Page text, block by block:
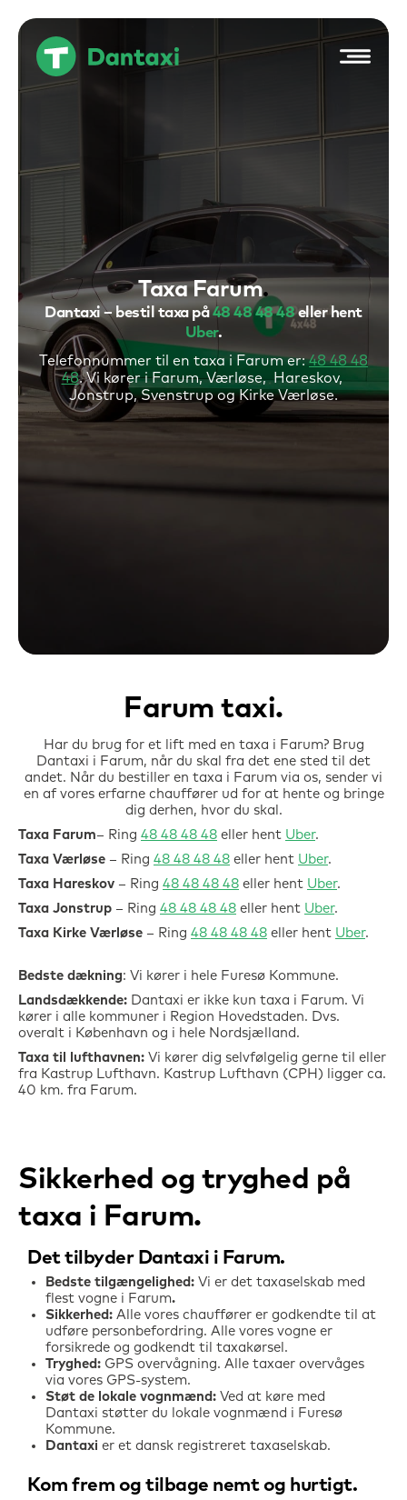
Hop
indholdet
TaxaFarum
Dantaxi – bestil taxa på48 48 48 48eller hent
Uber.
Telefonnummer til en taxa i Farum er:48 48 48
48. Vi kører i Farum, Værløse, Hareskov,
Jonstrup, Svenstrup og Kirke Værløse.
Farum taxi
Har du brug for et lift med en taxa i Farum? Brug
Dantaxi i Farum, når du skal fra det ene sted til det
andet. Når du bestiller en taxa i Farum via os, sender vi
en af vores erfarne chauffører ud for at hente og bringe
dig derhen, hvor du skal.
Taxa Farum– Ring 48 48 48 48 eller hent Uber.
Taxa Værløse – Ring 48 48 48 48 eller hent Uber.
Taxa Hareskov – Ring 48 48 48 48 eller hent Uber.
Taxa Jonstrup – Ring 48 48 48 48 eller hent Uber.
Taxa Kirke Værløse – Ring 48 48 48 48 eller hent Uber.
Bedste dækning: Vi kører i hele Furesø Kommune.
Landsdækkende: Dantaxi er ikke kun taxa i Farum. Vi
kører i alle kommuner i Region Hovedstaden. Dvs.
overalt i København og i hele Nordsjælland.
Taxa til lufthavnen: Vi kører dig selvfølgelig gerne til eller
fra Kastrup Lufthavn. Kastrup Lufthavn (CPH) ligger ca.
40 km. fra Farum.
Sikkerhed og tryghed på
taxa i Farum
Det tilbyder Dantaxi i Farum
Bedste tilgængelighed: Vi er det taxaselskab med
flest vogne i Farum.
Sikkerhed:Alle vores chauffører er godkendte til at
udføre personbefordring. Alle vores vogne er
forsikrede og godkendt til taxakørsel.
Tryghed: GPS overvågning. Alle taxaer overvåges
via vores GPS-system.
Støt de lokale vognmænd: Ved at køre med
Dantaxi støtter du lokale vognmænd i Furesø
Kommune.
Dantaxi er et dansk registreret taxaselskab.
Kom frem og tilbage nemt og hurtigt